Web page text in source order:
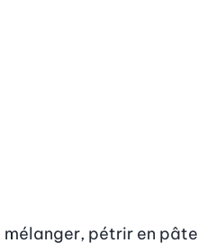
mélanger, pétrir en pâte